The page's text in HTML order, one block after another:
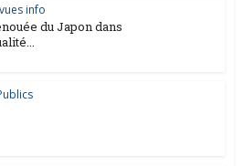
info
du Japon dans